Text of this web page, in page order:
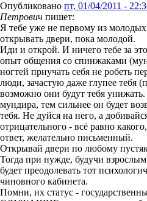
Опубликовано пт, 01/04/2011 -
Петрович пишет:
Я тебе уже не первому из
открывать двери, пока молодой.
Иди и открой. И ничего тебе за
опыт общения со спинжаками
ногтей приучать себя не робеть
люди, зачастую даже глупее тебя
возможно они будут тебя
мундира, тем сильнее он будет
тебя. Не дуйся на него, а
отрицательного - всё равно
ответ, желательно письменный.
Открывай двери по любому
Тогда при нужде, будучи
будет преодолевать тот
чиновного кабинета.
Помни, их статус -